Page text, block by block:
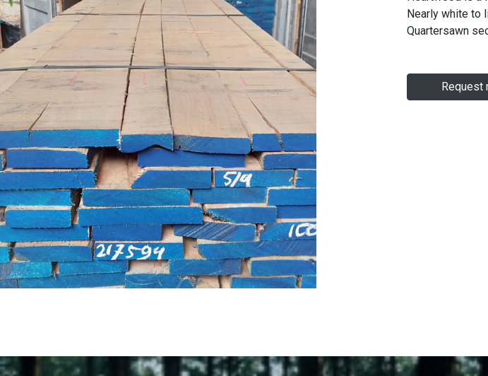
Nearly white to
Quartersawn
Request